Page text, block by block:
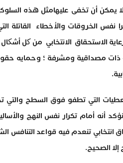
يمكن أن تخفى عليهامثل هذه
نفس الخروقات والأخطاء القاتلة
الاستحقاق الانتخابي من کل أشکال
ذات مصداقية ومشرفة ؛ وحمايه
التي تطفو فوق السطح والتي
أنه أمام تكرار نفس النهج
انتخابي تنعدم فيه قواعد التنافس
الصحيح.